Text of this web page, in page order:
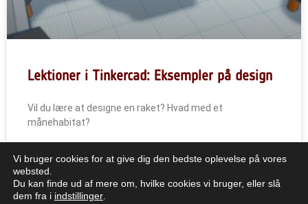
Lektioner i Tinkercad: Eksempler på design
Vil du lære at designe en raket? Hvad med et
månehabitat?
LÆS MERE "
Vi bruger cookies for at give dig den bedste oplevelse på vores
websted.
Du kan finde ud af mere om, hvilke cookies vi bruger, eller slå
dem fra i indstillinger